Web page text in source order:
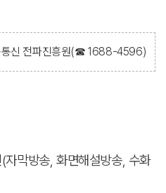
통신 전파진흥원(☎ 1688-4596)
자막방송, 화면해설방송, 수화